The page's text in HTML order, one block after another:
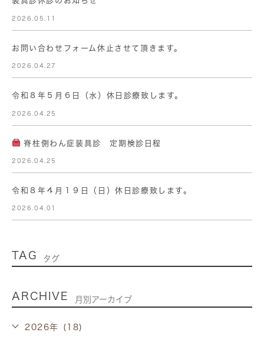
2026.05.11
お問い合わせフォーム休止させて頂きます。
2026.04.27
令和８年５月６日（水）休日診療致します。
2026.04.25
脊柱側わん症装具診 定期検診日程
2026.04.25
令和８年４月１９日（日）休日診療致します。
2026.04.01
TAG タグ
ARCHIVE 月別アーカイブ
2026年 (18)